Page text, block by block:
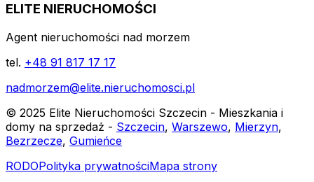
ELITE NIERUCHOMOŚCI
Agent nieruchomości nad morzem
tel. +48 91 817 17 17
nadmorzem@elite.nieruchomosci.pl
© 2025 Elite Nieruchomości Szczecin - Mieszkania i
domy na sprzedaż - Szczecin, Warszewo, Mierzyn,
Bezrzecze, Gumieńce
RODOPolityka prywatnościMapa strony